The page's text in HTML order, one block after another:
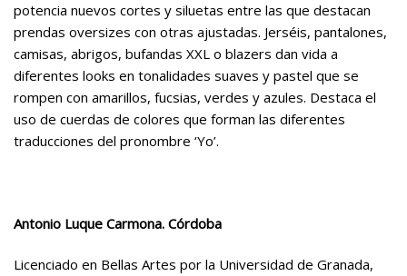
potencia nuevos cortes y siluetas entre las que destacan
prendas oversizes con otras ajustadas. Jerséis, pantalones,
camisas, abrigos, bufandas XXL o blazers dan vida a
diferentes looks en tonalidades suaves y pastel que se
rompen con amarillos, fucsias, verdes y azules. Destaca el
uso de cuerdas de colores que forman las diferentes
traducciones del pronombre ‘Yo’.
Antonio Luque Carmona. Córdoba
Licenciado en Bellas Artes por la Universidad de Granada,